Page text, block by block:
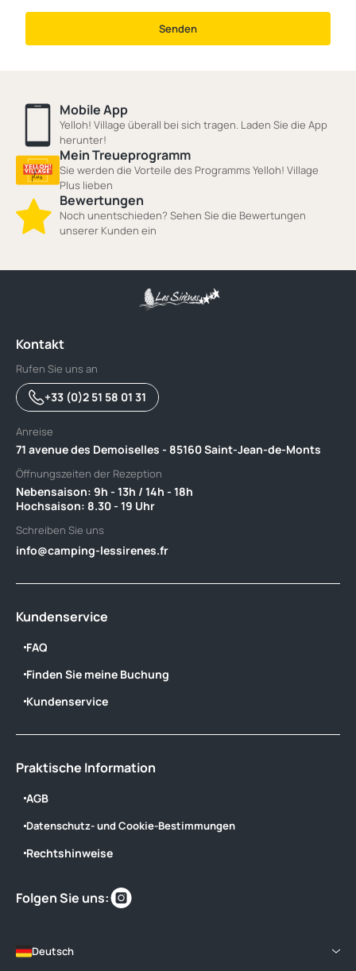
Senden
Mobile App
Yelloh! Village überall bei sich tragen. Laden Sie die App
herunter!
Mein Treueprogramm
Sie werden die Vorteile des Programms Yelloh! Village
Plus lieben
Bewertungen
Noch unentschieden? Sehen Sie die Bewertungen
unserer Kunden ein
Kontakt
Rufen Sie uns an
+33 (0)2 51 58 01 31
Anreise
71 avenue des Demoiselles - 85160 Saint-Jean-de-Monts
Öffnungszeiten der Rezeption
Nebensaison: 9h - 13h / 14h - 18h ‎ ‎ ‎ ‎ ‎ ‎ ‎ ‎ ‎ ‎ ‎ ‎ ‎ ‎ ‎ ‎ ‎ ‎ ‎ ‎ ‎ ‎ ‎ ‎ ‎ ‎ ‎ ‎ ‎ ‎ ‎ ‎ ‎ ‎ ‎ ‎ ‎ ‎ ‎ ‎ ‎ ‎ ‎
Hochsaison: 8.30 - 19 Uhr
Schreiben Sie uns
info@camping-lessirenes.fr
Kundenservice
FAQ
Finden Sie meine Buchung
Kundenservice
Praktische Information
AGB
Datenschutz- und Cookie-Bestimmungen
Rechtshinweise
Folgen Sie uns:
Deutsch